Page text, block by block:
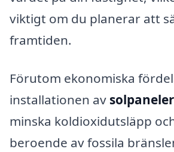
viktigt om du planerar att
framtiden.
Förutom ekonomiska
installationen av solpaneler
minska koldioxidutsläpp
beroende av fossila